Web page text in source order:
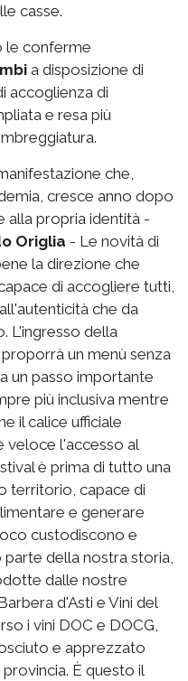
casse.
le conferme
a disposizione di
accoglienza di
e resa più
che,
cresce anno dopo
alla propria identità -
Origlia - Le novità di
la direzione che
di accogliere tutti,
che da
L'ingresso della
un menù senza
un passo importante
più inclusiva mentre
il calice ufficiale
veloce l'accesso al
è prima di tutto una
territorio, capace di
e generare
custodiscono e
della nostra storia,
dalle nostre
d'Asti e Vini del
i vini DOC e DOCG,
e apprezzato
È questo il